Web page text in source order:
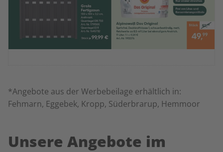
*Angebote aus der Werbebeilage erhältlich in:
Fehmarn, Eggebek, Kropp, Süderbrarup, Hemmoor
Unsere Angebote im